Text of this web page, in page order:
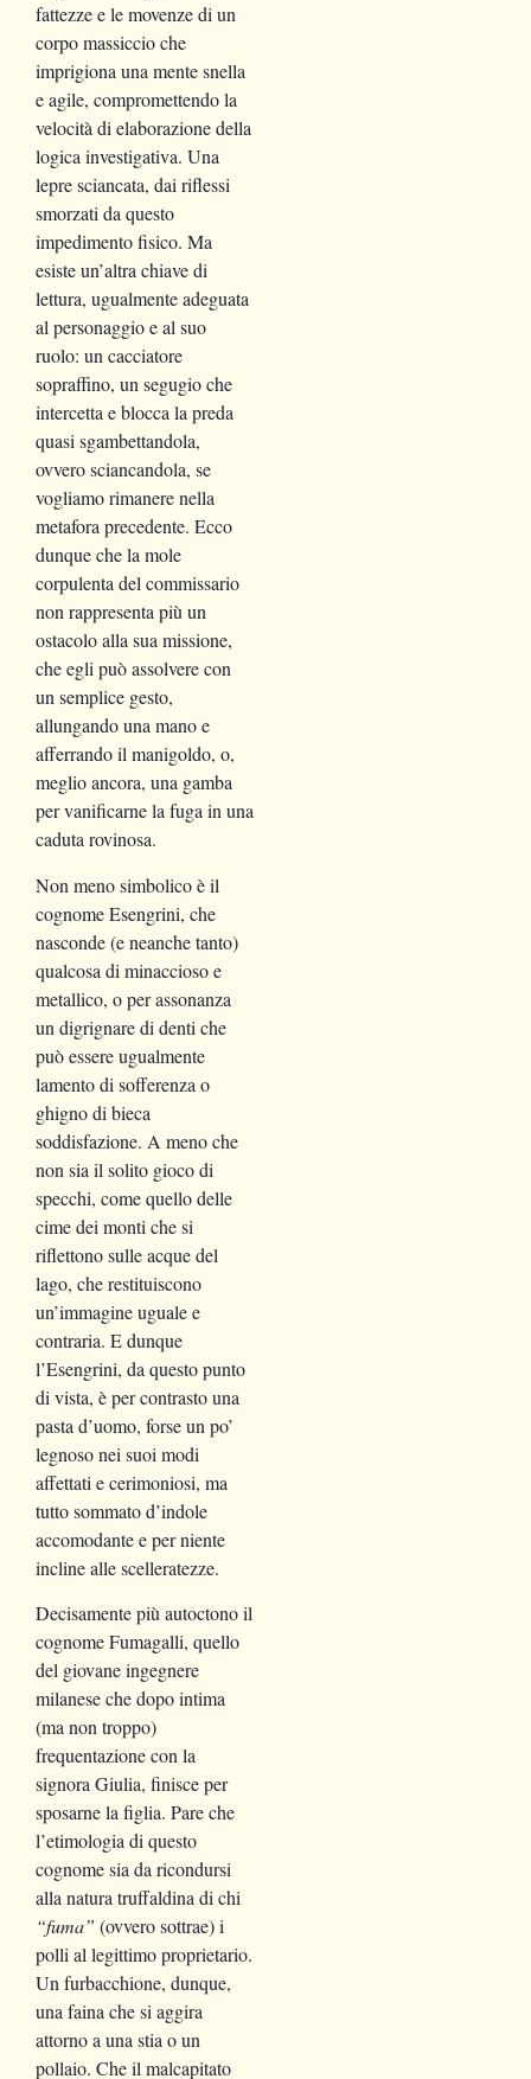
fattezze e le movenze di un
corpo massiccio che
imprigiona una mente snella
e agile, compromettendo la
velocità di elaborazione della
logica investigativa. Una
lepre sciancata, dai riflessi
smorzati da questo
impedimento fisico. Ma
esiste un’altra chiave di
lettura, ugualmente adeguata
al personaggio e al suo
ruolo: un cacciatore
sopraffino, un segugio che
intercetta e blocca la preda
quasi sgambettandola,
ovvero sciancandola, se
vogliamo rimanere nella
metafora precedente. Ecco
dunque che la mole
corpulenta del commissario
non rappresenta più un
ostacolo alla sua missione,
che egli può assolvere con
un semplice gesto,
allungando una mano e
afferrando il manigoldo, o,
meglio ancora, una gamba
per vanificarne la fuga in una
caduta rovinosa.
Non meno simbolico è il
cognome Esengrini, che
nasconde (e neanche tanto)
qualcosa di minaccioso e
metallico, o per assonanza
un digrignare di denti che
può essere ugualmente
lamento di sofferenza o
ghigno di bieca
soddisfazione. A meno che
non sia il solito gioco di
specchi, come quello delle
cime dei monti che si
riflettono sulle acque del
lago, che restituiscono
un’immagine uguale e
contraria. E dunque
l’Esengrini, da questo punto
di vista, è per contrasto una
pasta d’uomo, forse un po’
legnoso nei suoi modi
affettati e cerimoniosi, ma
tutto sommato d’indole
accomodante e per niente
incline alle scelleratezze.
Decisamente più autoctono il
cognome Fumagalli, quello
del giovane ingegnere
milanese che dopo intima
(ma non troppo)
frequentazione con la
signora Giulia, finisce per
sposarne la figlia. Pare che
l’etimologia di questo
cognome sia da ricondursi
alla natura truffaldina di chi
“fuma” (ovvero sottrae) i
polli al legittimo proprietario.
Un furbacchione, dunque,
una faina che si aggira
attorno a una stia o un
pollaio. Che il malcapitato